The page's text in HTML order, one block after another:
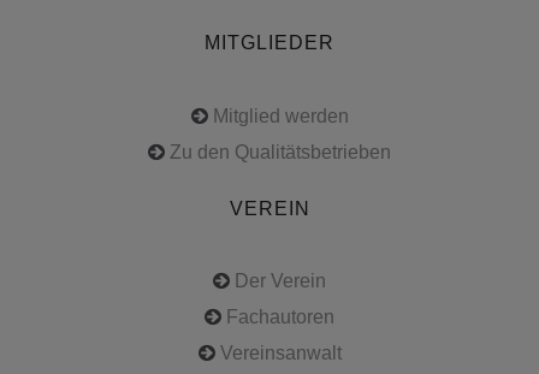
MITGLIEDER
Mitglied werden
Zu den Qualitätsbetrieben
VEREIN
Der Verein
Fachautoren
Vereinsanwalt